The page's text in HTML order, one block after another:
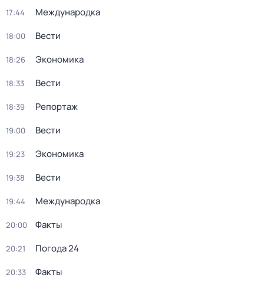
17:44 Международка
18:00 Вести
18:26 Экономика
18:33 Вести
18:39 Репортаж
19:00 Вести
19:23 Экономика
19:38 Вести
19:44 Международка
20:00 Факты
20:21 Погода 24
20:33 Факты